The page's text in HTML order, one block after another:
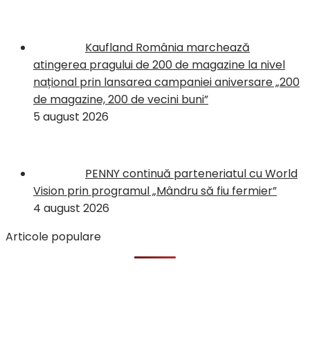
Kaufland România marchează
atingerea pragului de 200 de magazine la nivel
național prin lansarea campaniei aniversare „200
de magazine, 200 de vecini buni”
5 august 2026
PENNY continuă parteneriatul cu World
Vision prin programul „Mândru să fiu fermier”
4 august 2026
Articole populare